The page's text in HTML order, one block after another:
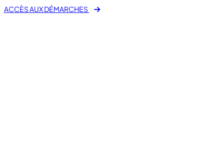
ACCÈS AUX DÉMARCHES